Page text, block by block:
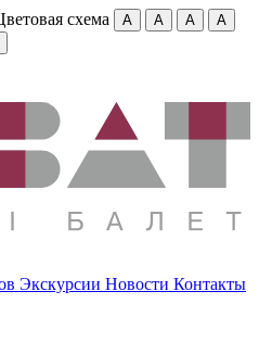
схема A A A
A
Экскурсии Новости Контакты